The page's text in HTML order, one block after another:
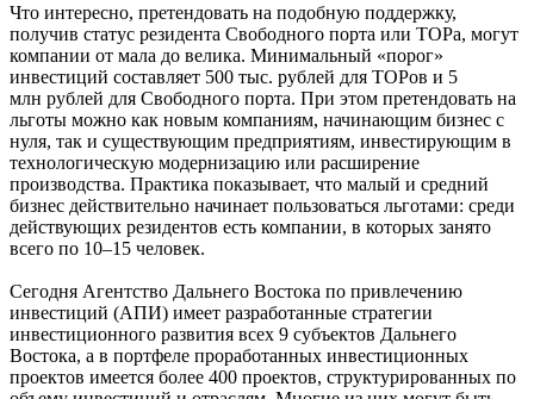
Что интересно, претендовать на подобную поддержку,
получив статус резидента Свободного порта или ТОРа, могут
компании от мала до велика. Минимальный «порог»
инвестиций составляет 500 тыс. рублей для ТОРов и 5
млн рублей для Свободного порта. При этом претендовать на
льготы можно как новым компаниям, начинающим бизнес с
нуля, так и существующим предприятиям, инвестирующим в
технологическую модернизацию или расширение
производства. Практика показывает, что малый и средний
бизнес действительно начинает пользоваться льготами: среди
действующих резидентов есть компании, в которых занято
всего по 10–15 человек.
Сегодня Агентство Дальнего Востока по привлечению
инвестиций (АПИ) имеет разработанные стратегии
инвестиционного развития всех 9 субъектов Дальнего
Востока, а в портфеле проработанных инвестиционных
проектов имеется более 400 проектов, структурированных по